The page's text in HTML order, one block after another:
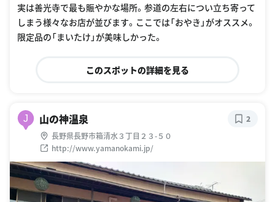
実は善光寺で最も賑やかな場所。参道の左右につい立ち寄って
しまう様々なお店が並びます。ここでは「おやき」がオススメ。
限定品の「まいたけ」が美味しかった。
このスポットの詳細を見る
J 山の神温泉
長野県長野市箱清水３丁目２３-５０
http://www.yamanokami.jp/
2